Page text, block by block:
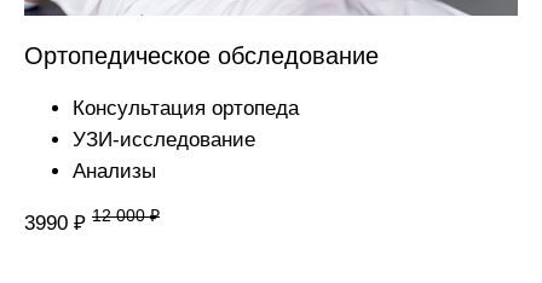
Ортопедическое обследование
Консультация ортопеда
УЗИ-исследование
Анализы
3990 ₽ 12 000 ₽